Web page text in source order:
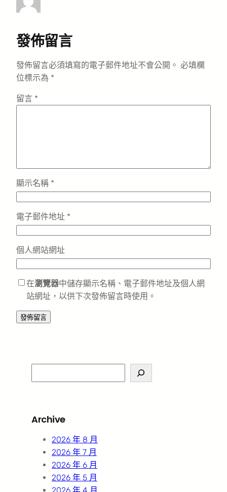
發佈留言
發佈留言必須填寫的電子郵件地址不會公開。 必填欄
位標示為 *
留言 *
顯示名稱 *
電子郵件地址 *
個人網站網址
在瀏覽器中儲存顯示名稱、電子郵件地址及個人網
站網址，以供下次發佈留言時使用。
e
c
Archive
2026 年 8 月
2026 年 7 月
2026 年 6 月
2026 年 5 月
2026 年 4 月